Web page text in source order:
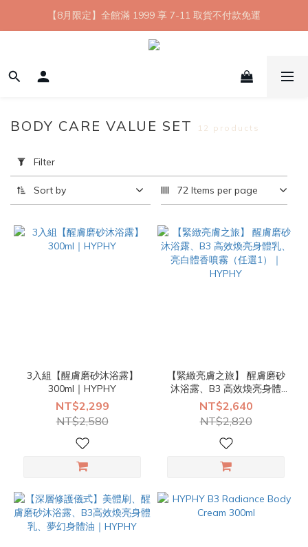
【8月限定】全館滿 1999 享 7-11 取貨不付款免運
【8月限定】全館滿 1999 享 7-11 取貨不付款免運
七夕情人節💘任選 A+B 限時優惠 $1314 元
新會員首購 7-11 店到店免運 點我成為HYPHY Girl
Filter
(0/20)
Range
(NT$)
BODY CARE VALUE SET 12 products
Filter
Sort by 72 Items per page
3入組【醒膚磨砂沐浴露】
300ml｜HYPHY
NT$2,299
NT$2,580
【緊緻亮膚之旅】 醒膚磨砂
沐浴露、B3 高效煥亮身體
乳、亮白體香噴霧（任選1）
｜HYPHY
NT$2,640
NT$2,820